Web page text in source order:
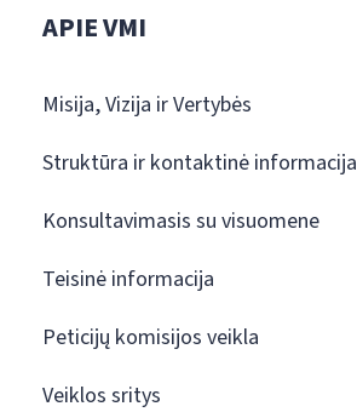
APIE VMI
Misija, Vizija ir Vertybės
Struktūra ir kontaktinė informacija
Konsultavimasis su visuomene
Teisinė informacija
Peticijų komisijos veikla
Veiklos sritys